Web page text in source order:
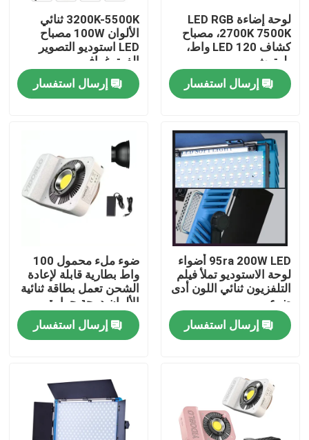
المنزل
المنتجات
فيديوهات
حولنا
جولة في المصنع
مراقبة الجودة
اتصل بنا
القضايا
أضواء استوديو فيديو LED
لوحة إضاءة LED RGB
2700K 7500K، مصباح
كشاف LED 120 واط،
بلوتوث
إرسال استفسار
3200K-5500K ثنائي
الألوان 100W مصباح
LED استوديو التصوير
الفوتوغرافي
إرسال استفسار
95ra 200W LED أضواء
لوحة الاستوديو تملأ فيلم
التلفزيون ثنائي اللون أدى
ضوء
إرسال استفسار
ضوء ملء محمول 100
واط بطارية قابلة لإعادة
الشحن تعمل بطاقة ثنائية
الألوان درجة حرارة
7500K + 300K
إرسال استفسار